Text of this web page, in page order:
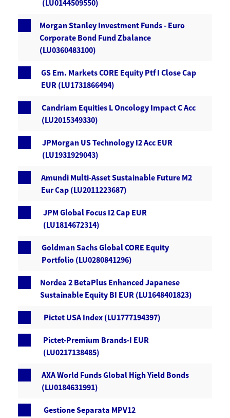
(LU0144509550)
Morgan Stanley Investment Funds - Euro
Corporate Bond Fund Zbalance
(LU0360483100)
GS Em. Markets CORE Equity Ptf I Close Cap
EUR (LU1731866494)
Candriam Equities L Oncology Impact C Acc
(LU2015349330)
JPMorgan US Technology I2 Acc EUR
(LU1931929043)
Amundi Multi-Asset Sustainable Future M2
Eur Cap (LU2011223687)
JPM Global Focus I2 Cap EUR
(LU1814672314)
Goldman Sachs Global CORE Equity
Portfolio (LU0280841296)
Nordea 2 BetaPlus Enhanced Japanese
Sustainable Equity BI EUR (LU1648401823)
Pictet USA Index (LU1777194397)
Pictet-Premium Brands-I EUR
(LU0217138485)
AXA World Funds Global High Yield Bonds
(LU0184631991)
Gestione Separata MPV12